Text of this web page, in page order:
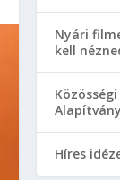
Nyári
kell
Híres